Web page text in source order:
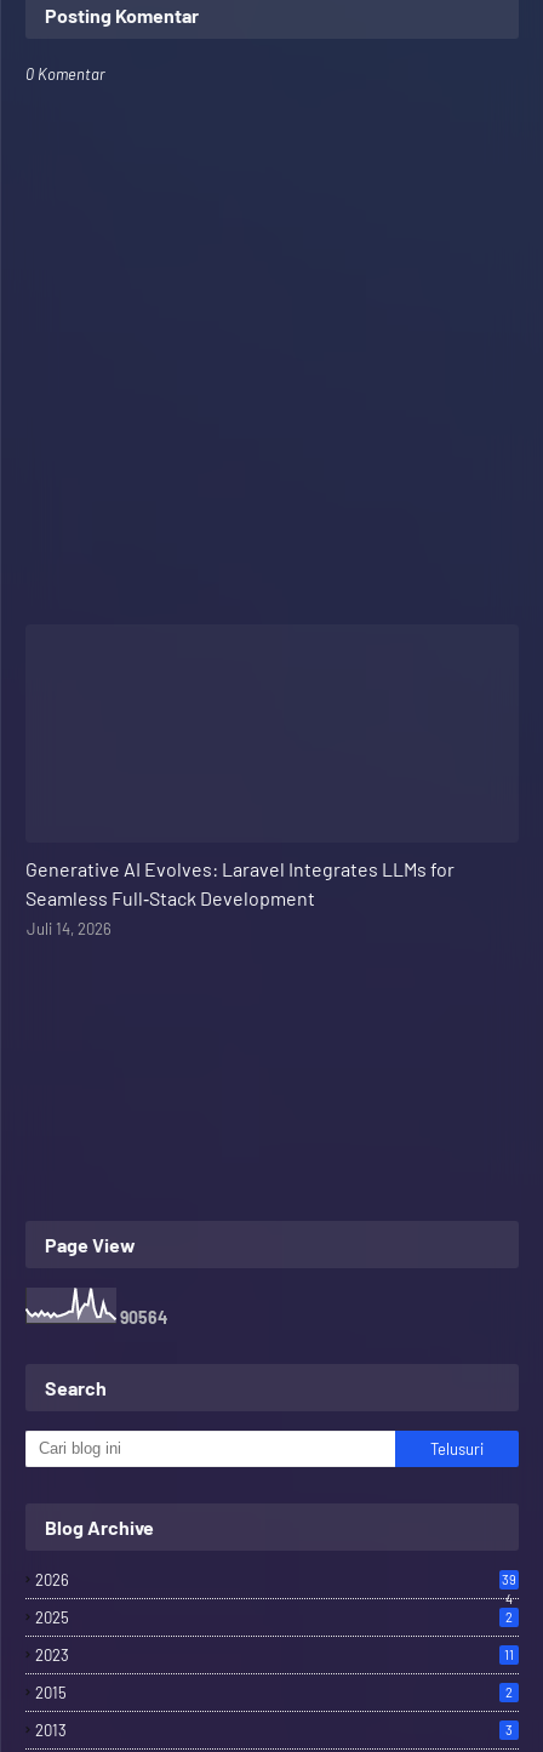
Posting Komentar
0 Komentar
Generative AI Evolves: Laravel Integrates LLMs for
Seamless Full‑Stack Development
Juli 14, 2026
Page View
90564
Search
Blog Archive
2026
39
4
2025 2
2023 11
2015 2
2013 3